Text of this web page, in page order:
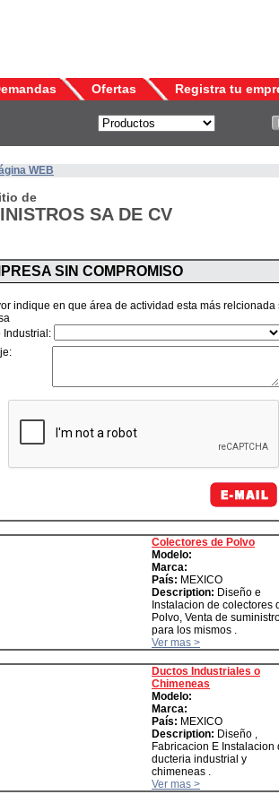
Ofertas Registra tu
WEB
de
SA DE CV
SIN COMPROMISO
indique en que área de actividad esta más relcionada
Industrial:
Colectores de Polvo
Modelo:
Marca:
País: MEXICO
Description: Diseño e
Instalacion de colectores
Polvo, Venta de
para los mismos .
Ver mas >
Ductos Industriales o
Chimeneas
Modelo:
Marca:
País: MEXICO
Description: Diseño ,
Fabricacion E Instalacion
ducteria industrial y
chimeneas .
Ver mas >